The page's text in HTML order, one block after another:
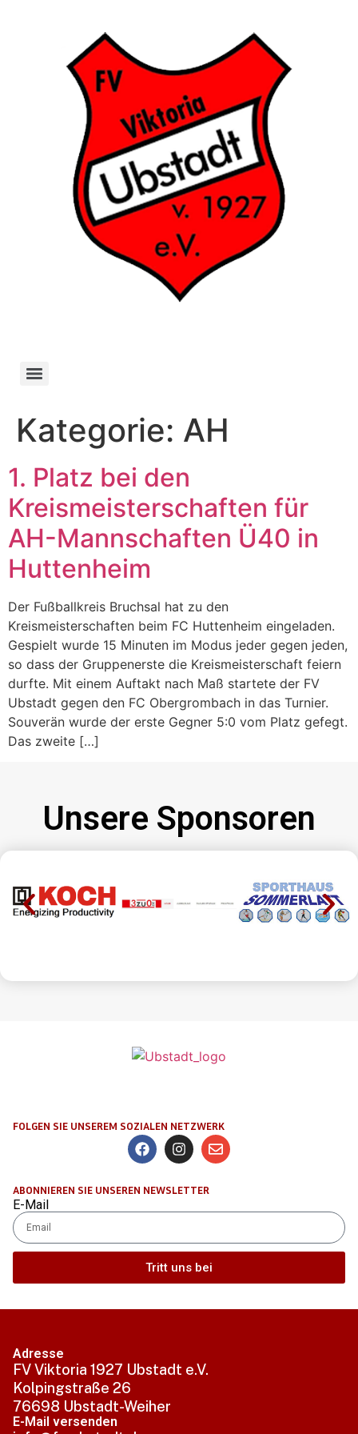
Kategorie: AH
1. Platz bei den
Kreismeisterschaften für
AH-Mannschaften Ü40 in
Huttenheim
Der Fußballkreis Bruchsal hat zu den
Kreismeisterschaften beim FC Huttenheim eingeladen.
Gespielt wurde 15 Minuten im Modus jeder gegen jeden,
so dass der Gruppenerste die Kreismeisterschaft feiern
durfte. Mit einem Auftakt nach Maß startete der FV
Ubstadt gegen den FC Obergrombach in das Turnier.
Souverän wurde der erste Gegner 5:0 vom Platz gefegt.
Das zweite […]
Unsere Sponsoren
FOLGEN SIE UNSEREM SOZIALEN NETZWERK
ABONNIEREN SIE UNSEREN NEWSLETTER
E-Mail
Tritt uns bei
Adresse
FV Viktoria 1927 Ubstadt e.V.
Kolpingstraße 26
76698 Ubstadt-Weiher
E-Mail versenden